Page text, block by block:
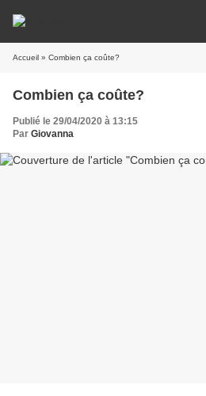
Accueil » Combien ça coûte?
Combien ça coûte?
Publié le 29/04/2020 à 13:15
Par Giovanna